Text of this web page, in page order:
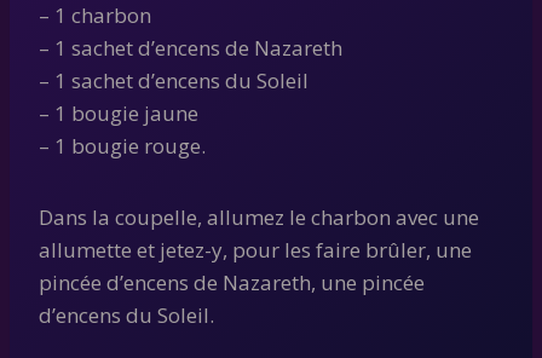
– 1 charbon
– 1 sachet d’encens de Nazareth
– 1 sachet d’encens du Soleil
– 1 bougie jaune
– 1 bougie rouge.
Dans la coupelle, allumez le charbon avec une
allumette et jetez-y, pour les faire brûler, une
pincée d’encens de Nazareth, une pincée
d’encens du Soleil.